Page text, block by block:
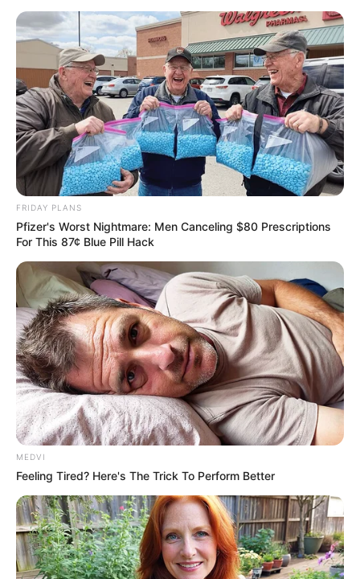
FRIDAY PLANS
Pfizer's Worst Nightmare: Men Canceling $80 Prescriptions
For This 87¢ Blue Pill Hack
MEDVI
Feeling Tired? Here's The Trick To Perform Better